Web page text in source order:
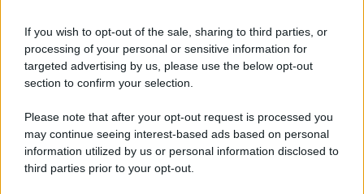
If you wish to opt-out of the sale, sharing to third parties, or
processing of your personal or sensitive information for
targeted advertising by us, please use the below opt-out
section to confirm your selection.
Please note that after your opt-out request is processed you
may continue seeing interest-based ads based on personal
information utilized by us or personal information disclosed to
third parties prior to your opt-out.